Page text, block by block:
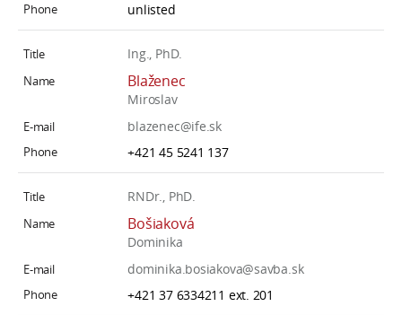
unlisted
Ing., PhD.
Blaženec
Miroslav
blazenec@ife.sk
+421 45 5241 137
RNDr., PhD.
Bošiaková
Dominika
dominika.bosiakova@savba.sk
+421 37 6334211 ext. 201